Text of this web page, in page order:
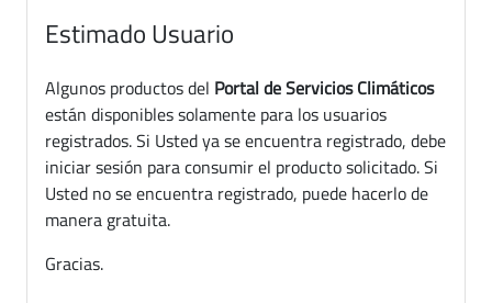
Estimado Usuario
Algunos productos del Portal de Servicios Climáticos
están disponibles solamente para los usuarios
registrados. Si Usted ya se encuentra registrado, debe
iniciar sesión para consumir el producto solicitado. Si
Usted no se encuentra registrado, puede hacerlo de
manera gratuita.
Gracias.